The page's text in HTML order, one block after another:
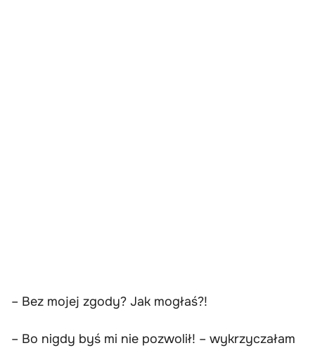
– Bez mojej zgody? Jak mogłaś?!
– Bo nigdy byś mi nie pozwolił! – wykrzyczałam